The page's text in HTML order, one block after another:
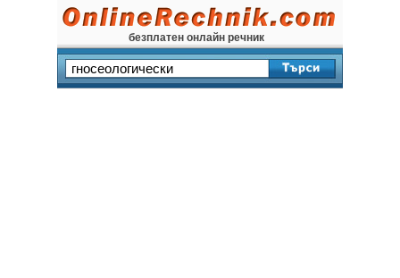
безплатен онлайн речник